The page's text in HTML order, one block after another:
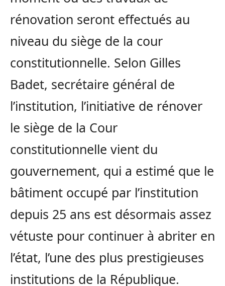
rénovation seront effectués au
niveau du siège de la cour
constitutionnelle. Selon Gilles
Badet, secrétaire général de
l’institution, l’initiative de rénover
le siège de la Cour
constitutionnelle vient du
gouvernement, qui a estimé que le
bâtiment occupé par l’institution
depuis 25 ans est désormais assez
vétuste pour continuer à abriter en
l’état, l’une des plus prestigieuses
institutions de la République.